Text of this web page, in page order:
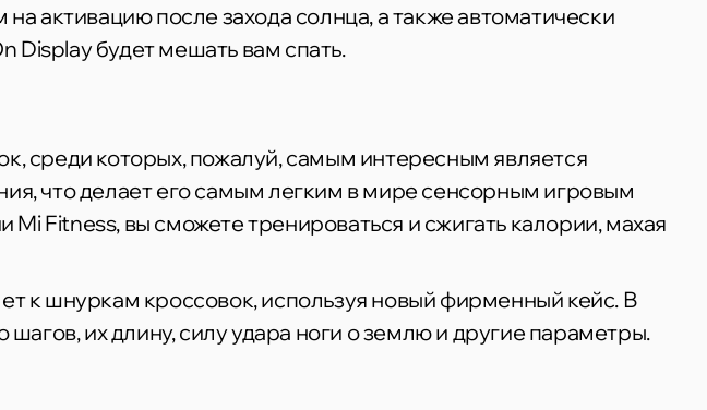
активацию после захода солнца, а также автоматически
Display будет мешать вам спать.
среди которых, пожалуй, самым интересным является
что делает его самым легким в мире сенсорным игровым
Fitness, вы сможете тренироваться и сжигать калории, махая
к шнуркам кроссовок, используя новый фирменный кейс. В
их длину, силу удара ноги о землю и другие параметры.